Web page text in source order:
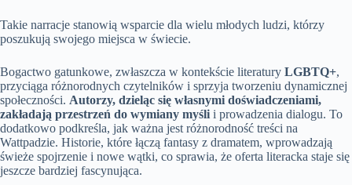
Takie narracje stanowią wsparcie dla wielu młodych ludzi, którzy
poszukują swojego miejsca w świecie.
Bogactwo gatunkowe, zwłaszcza w kontekście literatury LGBTQ+,
przyciąga różnorodnych czytelników i sprzyja tworzeniu dynamicznej
społeczności. Autorzy, dzieląc się własnymi doświadczeniami,
zakładają przestrzeń do wymiany myśli i prowadzenia dialogu. To
dodatkowo podkreśla, jak ważna jest różnorodność treści na
Wattpadzie. Historie, które łączą fantasy z dramatem, wprowadzają
świeże spojrzenie i nowe wątki, co sprawia, że oferta literacka staje się
jeszcze bardziej fascynująca.